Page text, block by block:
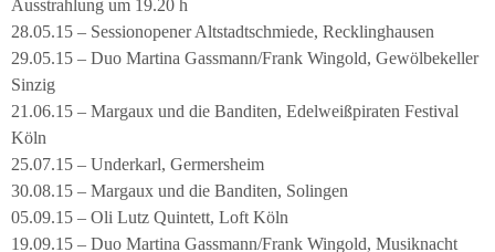
Ausstrahlung um 19.20 h
28.05.15 – Sessionopener Altstadtschmiede, Recklinghausen
29.05.15 – Duo Martina Gassmann/Frank Wingold, Gewölbekeller
Sinzig
21.06.15 – Margaux und die Banditen, Edelweißpiraten Festival
Köln
25.07.15 – Underkarl, Germersheim
30.08.15 – Margaux und die Banditen, Solingen
05.09.15 – Oli Lutz Quintett, Loft Köln
19.09.15 – Duo Martina Gassmann/Frank Wingold, Musiknacht